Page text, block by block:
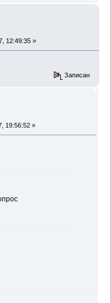
12:49:35 »
Записан
19:56:52 »